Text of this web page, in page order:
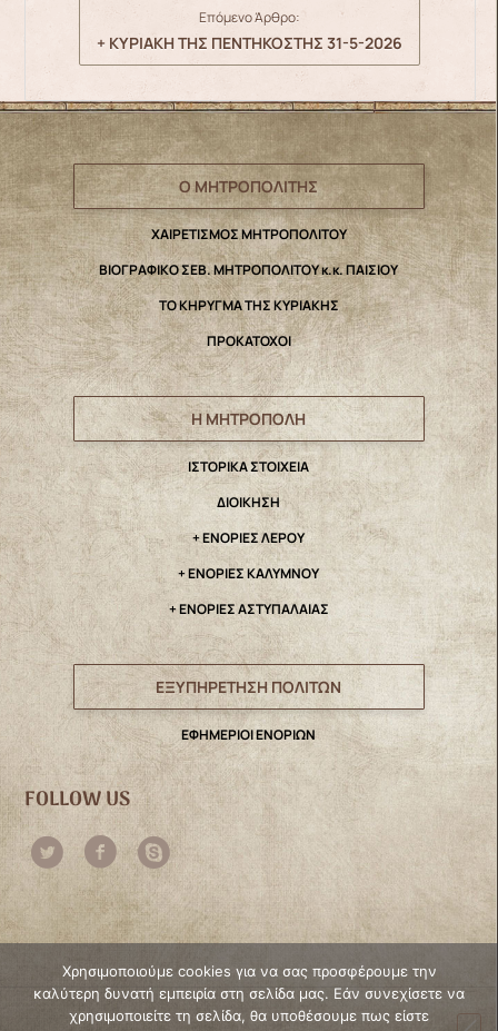
Επόμενο Άρθρο:
+ ΚΥΡΙΑΚΗ ΤΗΣ ΠΕΝΤΗΚΟΣΤΗΣ 31-5-2026
Ο ΜΗΤΡΟΠΟΛΙΤΗΣ
ΧΑΙΡΕΤΙΣΜΟΣ ΜΗΤΡΟΠΟΛΙΤΟΥ
ΒΙΟΓΡΑΦΙΚΟ ΣΕΒ. ΜΗΤΡΟΠΟΛΙΤΟΥ κ.κ. ΠΑΙΣΙΟΥ
ΤΟ ΚΗΡΥΓΜΑ ΤΗΣ ΚΥΡΙΑΚΗΣ
ΠΡΟΚΑΤΟΧΟΙ
Η ΜΗΤΡΟΠΟΛΗ
IΣΤΟΡΙΚΑ ΣΤΟΙΧΕΙΑ
ΔΙΟΙΚΗΣΗ
+ ΕΝΟΡΙΕΣ ΛΕΡΟΥ
+ ΕΝΟΡΙΕΣ ΚΑΛΥΜΝΟΥ
+ ΕΝΟΡΙΕΣ ΑΣΤΥΠΑΛΑΙΑΣ
ΕΞΥΠΗΡΕΤΗΣΗ ΠΟΛΙΤΩΝ
ΕΦΗΜΕΡΙΟΙ ΕΝΟΡΙΩΝ
FOLLOW US
Χρησιμοποιούμε cookies για να σας προσφέρουμε την
καλύτερη δυνατή εμπειρία στη σελίδα μας. Εάν συνεχίσετε να
χρησιμοποιείτε τη σελίδα, θα υποθέσουμε πως είστε